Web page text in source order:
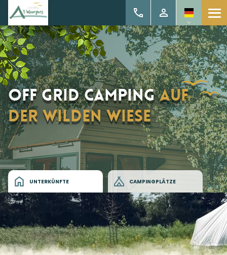
Off grid Campingauf
der Wilden Wiese
UNTERKÜNFTE CAMPINGPLÄTZE